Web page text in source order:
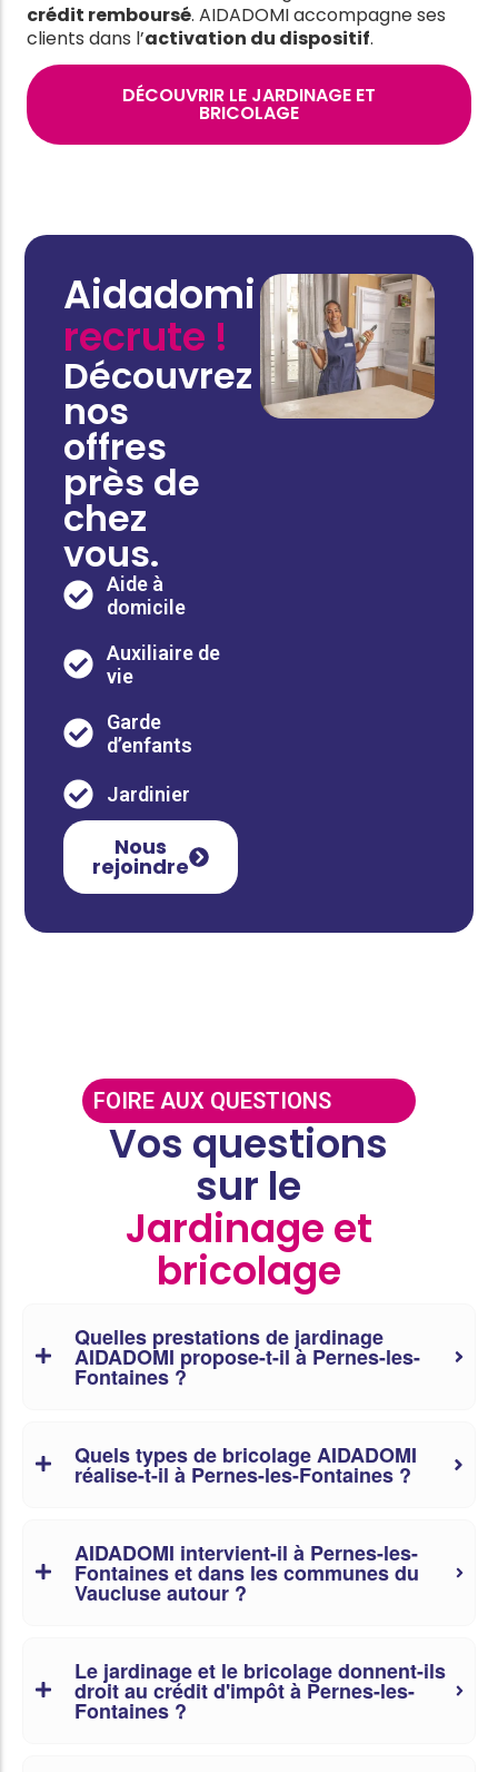
crédit remboursé. AIDADOMI accompagne ses
clients dans l’activation du dispositif.
DÉCOUVRIR LE JARDINAGE ET
BRICOLAGE
Aidadomi
recrute !
Découvrez
nos
offres
près de
chez
vous.
Aide à
domicile
Auxiliaire de
vie
Garde
d’enfants
Jardinier
Nous
rejoindre
FOIRE AUX QUESTIONS
Vos questions
sur le
Jardinage et
bricolage
Quelles prestations de jardinage
AIDADOMI propose-t-il à Pernes-les-
Fontaines ?
Quels types de bricolage AIDADOMI
réalise-t-il à Pernes-les-Fontaines ?
AIDADOMI intervient-il à Pernes-les-
Fontaines et dans les communes du
Vaucluse autour ?
Le jardinage et le bricolage donnent-ils
droit au crédit d'impôt à Pernes-les-
Fontaines ?